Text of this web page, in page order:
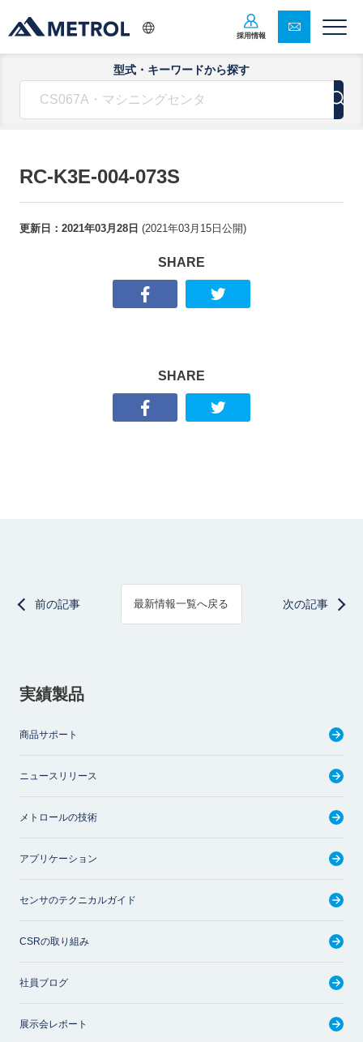
採用情報
型式・キーワードから探す
RC-K3E-004-073S
更新日： 2021年03月28日 (2021年03月15日 公開)
SHARE
SHARE
前の記事 最新情報一覧へ戻る 次の記事
実績製品
商品サポート
ニュースリリース
メトロールの技術
アプリケーション
センサのテクニカルガイド
CSRの取り組み
社員ブログ
展示会レポート